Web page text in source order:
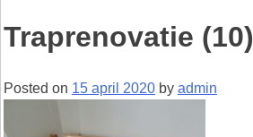
Traprenovatie (10)
Posted on 15 april 2020 by admin